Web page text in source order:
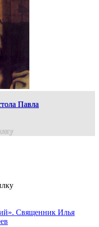
Павла
Священник Илья